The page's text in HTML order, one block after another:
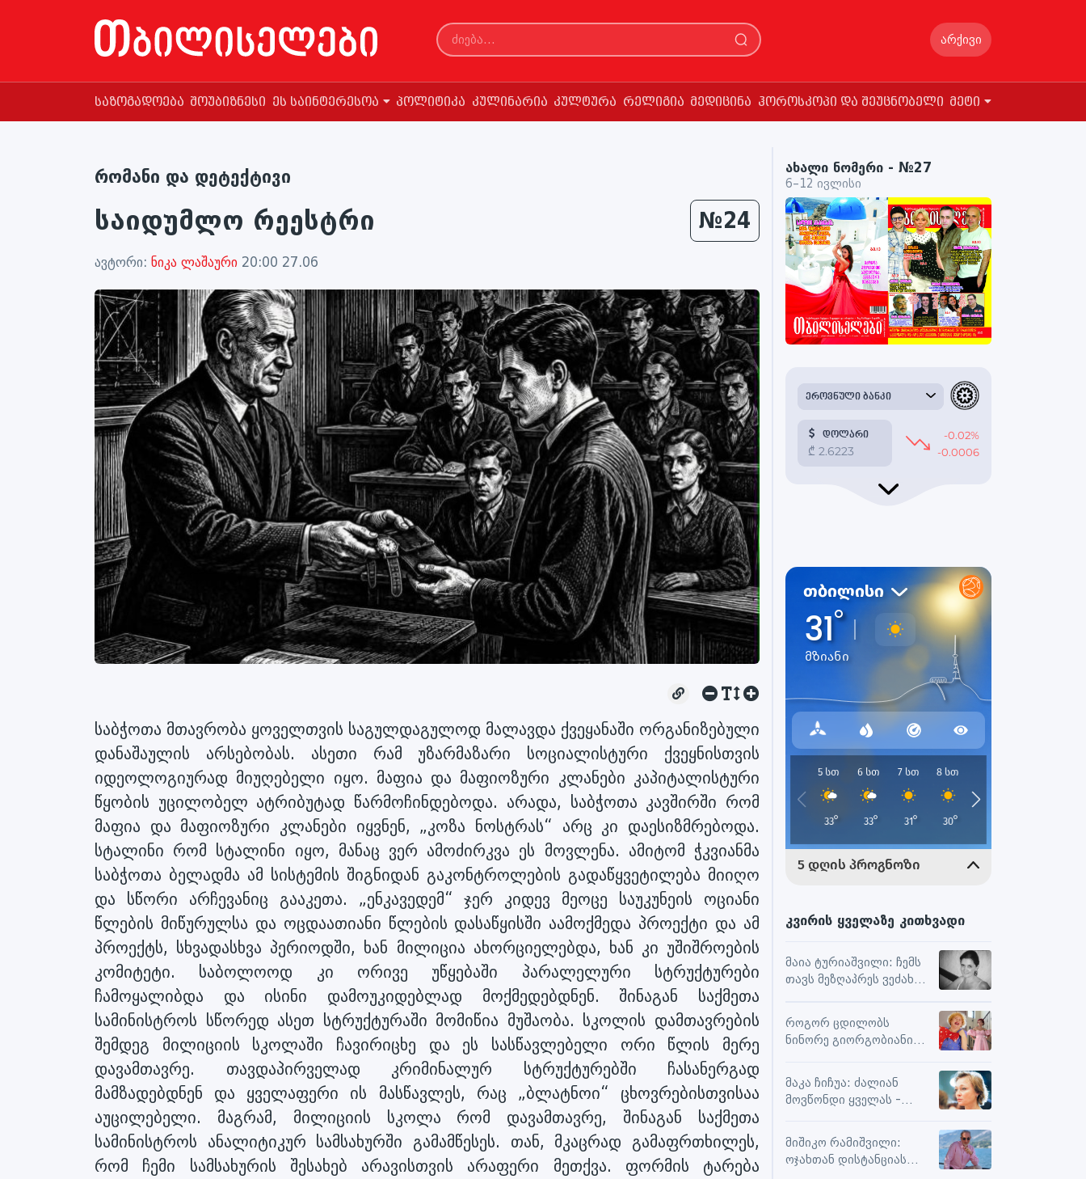
არქივი
საზოგადოება შოუბიზნესი ეს საინტერესოა პოლიტიკა კულინარია კულტურა რელიგია მედიცინა ჰოროსკოპი და შეუცნობელი მეტი
რომანი და დეტექტივი
საიდუმლო რეესტრი №24
ავტორი: ნიკა ლაშაური 20:00 27.06
საბჭოთა მთავრობა ყოველთვის საგულდაგულოდ მალავდა ქვეყანაში ორგანიზებული
დანაშაულის არსებობას. ასეთი რამ უზარმაზარი სოციალისტური ქვეყნისთვის
იდეოლოგიურად მიუღებელი იყო. მაფია და მაფიოზური კლანები კაპიტალისტური
წყობის უცილობელ ატრიბუტად წარმოჩინდებოდა. არადა, საბჭოთა კავშირში რომ
მაფია და მაფიოზური კლანები იყვნენ, „კოზა ნოსტრას“ არც კი დაესიზმრებოდა.
სტალინი რომ სტალინი იყო, მანაც ვერ ამოძირკვა ეს მოვლენა. ამიტომ ჭკვიანმა
საბჭოთა ბელადმა ამ სისტემის შიგნიდან გაკონტროლების გადაწყვეტილება მიიღო
და სწორი არჩევანიც გააკეთა. „ენკავედემ“ ჯერ კიდევ მეოცე საუკუნეის ოციანი
წლების მიწურულსა და ოცდაათიანი წლების დასაწყისში აამოქმედა პროექტი და ამ
პროექტს, სხვადასხვა პერიოდში, ხან მილიცია ახორციელებდა, ხან კი უშიშროების
კომიტეტი. საბოლოოდ კი ორივე უწყებაში პარალელური სტრუქტურები
ჩამოყალიბდა და ისინი დამოუკიდებლად მოქმედებდნენ. შინაგან საქმეთა
სამინისტროს სწორედ ასეთ სტრუქტურაში მომიწია მუშაობა. სკოლის დამთავრების
შემდეგ მილიციის სკოლაში ჩავირიცხე და ეს სასწავლებელი ორი წლის მერე
დავამთავრე. თავდაპირველად კრიმინალურ სტრუქტურებში ჩასანერგად
მამზადებდნენ და ყველაფერი ის მასწავლეს, რაც „ბლატნოი“ ცხოვრებისთვისაა
აუცილებელი. მაგრამ, მილიციის სკოლა რომ დავამთავრე, შინაგან საქმეთა
სამინისტროს ანალიტიკურ სამსახურში გამამწესეს. თან, მკაცრად გამაფრთხილეს,
რომ ჩემი სამსახურის შესახებ არავისთვის არაფერი მეთქვა. ფორმის ტარება
ახალი ნომერი - №27
6–12 ივლისი
კვირის ყველაზე კითხვადი
მაია ტურიაშვილი: ჩემს
თავს მეზღაპრეს ვეძახი,
ურთიერთობებსა და
შემოქმედებით
მუშაობაში
როგორ ცდილობს
ნინორე გიორგობიანი
მაქსიმალური
სიამოვნების მიღებას და
მოქმედებს თუ არა მასზე
მაკა ჩიჩუა: ძალიან
მოვწონდი ყველას -
გარეთ
მიშიკო რამიშვილი:
ოჯახთან დისტანციას